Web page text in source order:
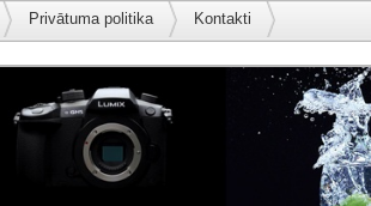
Privātuma politika Kontakti